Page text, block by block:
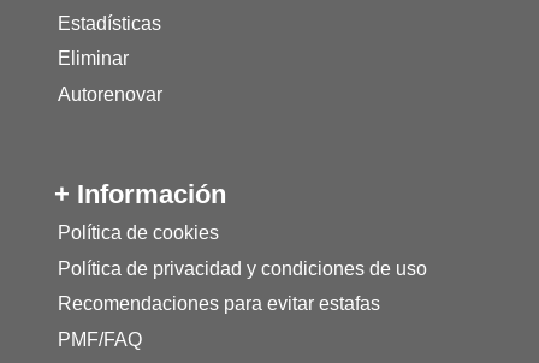
Estadísticas
Eliminar
Autorenovar
+ Información
Política de cookies
Política de privacidad y condiciones de uso
Recomendaciones para evitar estafas
PMF/FAQ